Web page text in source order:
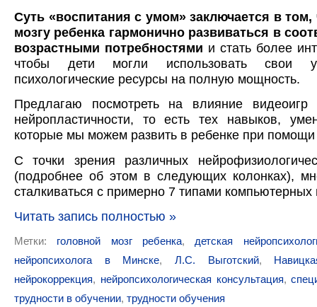
Суть «воспитания с умом» заключается в
мозгу ребенка гармонично развиваться в
возрастными потребностями и стать более
чтобы дети могли использовать свои
психологические ресурсы на полную мощность.
Предлагаю посмотреть на влияние видеоигр
нейропластичности, то есть тех навыков,
которые мы можем развить в ребенке при помощи
С точки зрения различных
(подробнее об этом в следующих колонках),
сталкиваться с примерно 7 типами компьютерных
Читать запись полностью »
Метки: головной мозг ребенка, детская
нейропсихолога в Минске,Л.С. Выготский,
нейрокоррекция, нейропсихологическая консультация,
трудности в обучении, трудности обучения